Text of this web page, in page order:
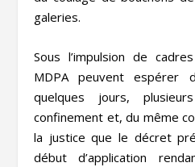
galeries.
Sous l’impulsion de
MDPA peuvent espérer
quelques jours,
confinement et, du même
la justice que le décret
début d’application